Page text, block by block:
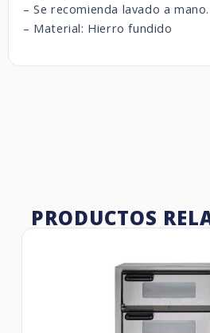
– Se recomienda lavado a mano.
– Material: Hierro fundido
PRODUCTOS